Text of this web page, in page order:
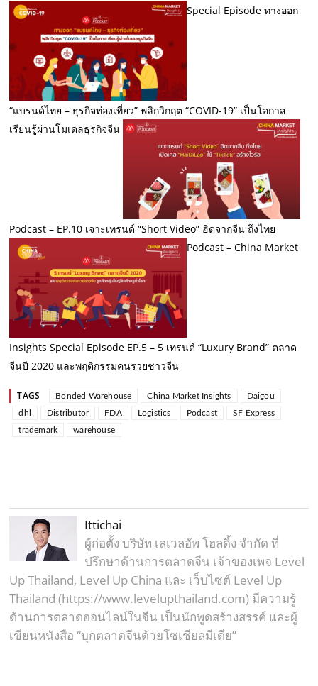
Special Episode ทางออก
“แบรนด์ไทย – ธุรกิจท่องเที่ยว” พลิกวิกฤต “COVID-19” เป็นโอกาส
เรียนรู้ผ่านโมเดลธุรกิจจีน
Podcast – EP.10 เจาะเทรนด์ “Short Video” ฮิตจากจีน ถึงไทย
Podcast – China Market
Insights Special Episode EP.5 – 5 เทรนด์ “Luxury Brand” ตลาด
จีนปี 2020 และพฤติกรรมคนรวยชาวจีน
TAGS Bonded Warehouse China Market Insights
Daigou
dhl
Distributor FDA Logistics Podcast
SF Express
trademark
warehouse
Ittichai
ผู้ก่อตั้ง บริษัท เลเวลอัพ โฮลดิ้ง จำกัด ที่
ปรึกษาด้านการตลาดจีน เจ้าของเพจ Level
Up Thailand, Level Up China และ เว็บไซต์ Level Up
Thailand (https://www.levelupthailand.com) มีความรู้
ด้านการตลาดออนไลน์ในจีน เป็นนักพูดสร้างสรรค์ และผู้
เขียนหนังสือ “บุกตลาดจีนด้วยโซเชียลมีเดีย”